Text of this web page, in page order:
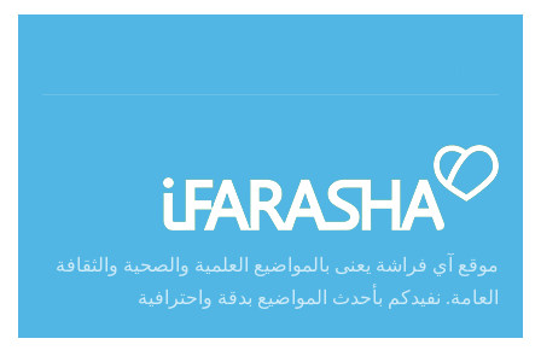
موقع آي فراشة يعنى بالمواضيع العلمية والصحية والثقافة
العامة. نفيدكم بأحدث المواضيع بدقة واحترافية